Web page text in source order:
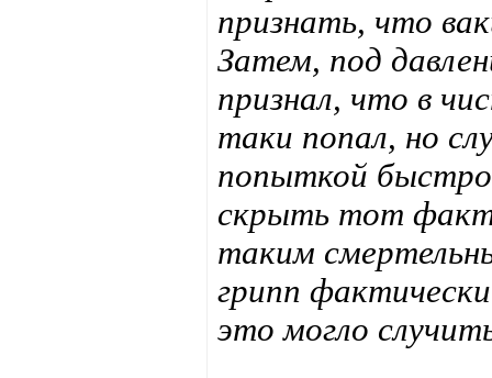
признать, что
Затем, под
признал, что в
таки попал, но
попыткой
скрыть тот факт,
таким
грипп
это могло